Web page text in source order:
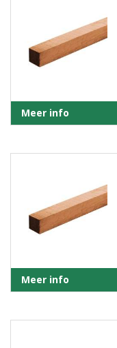
Meer info
Meer info